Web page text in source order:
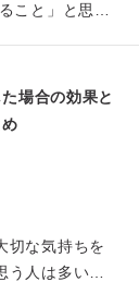
こと」と思わ
場合の効果と
切な気持ちを
人は多いも